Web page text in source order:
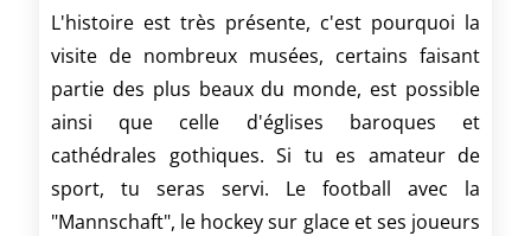
L'histoire est très présente, c'est pourquoi la
visite de nombreux musées, certains faisant
partie des plus beaux du monde, est possible
ainsi que celle d'églises baroques et
cathédrales gothiques. Si tu es amateur de
sport, tu seras servi. Le football avec la
"Mannschaft", le hockey sur glace et ses joueurs